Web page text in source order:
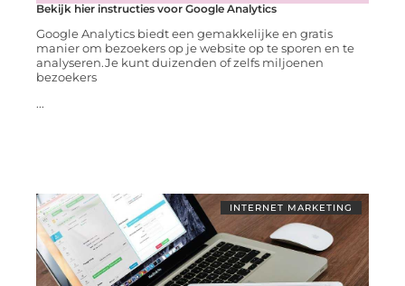
Bekijk hier instructies voor Google Analytics
Google Analytics biedt een gemakkelijke en gratis
manier om bezoekers op je website op te sporen en te
analyseren.Je kunt duizenden of zelfs miljoenen
bezoekers
...
INTERNET MARKETING